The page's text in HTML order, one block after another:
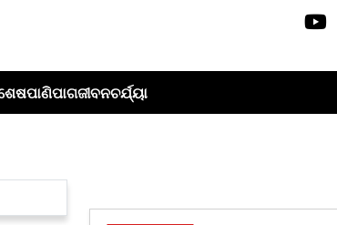
ପାଣିପାଗଜୀବନଚର୍ଯ୍ୟା